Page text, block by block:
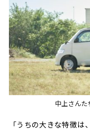
中上さん
「うちの大きな特徴